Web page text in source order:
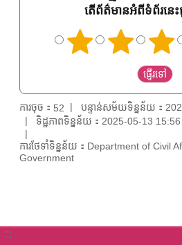
តើព័ត៌មានអំពីទំព័រនេ
ការចុច： 52
បន្ទាន់សម័យទិន្នន័យ：
ទិដ្ឋភាពទិន្នន័យ：2025-05-13 15:56
ការថែទាំទិន្នន័យ：Department of Civil
Government
:::